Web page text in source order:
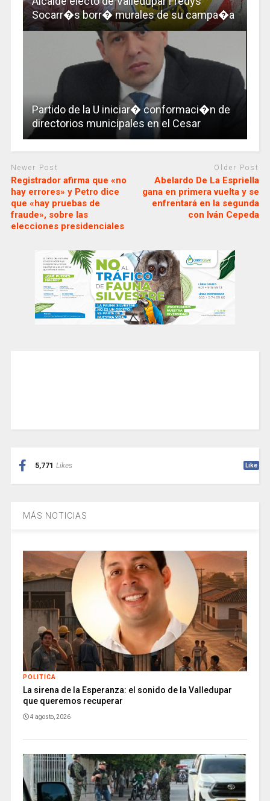
Socarr�s borr� murales de su campa�a
Partido de la U iniciar� conformaci�n de
directorios municipales en el Cesar
Newer Post
Registrador afirma que «no
hay errores» y Petro dice
que «hay pruebas de
fraude», sobre las
elecciones presidenciales
Older Post
Abelardo De La Espriella
gana en primera vuelta y se
enfrentará en la segunda
con Iván Cepeda
5,771 Likes Like
MÁS NOTICIAS
POLITICA
La sirena de la Esperanza: el sonido de la Valledupar
que queremos recuperar
4 agosto, 2026